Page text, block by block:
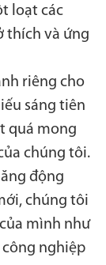
loạt các
thích và ứng
riêng cho
sáng tiên
quá mong
chúng tôi.
động
chúng tôi
mình như
nghiệp